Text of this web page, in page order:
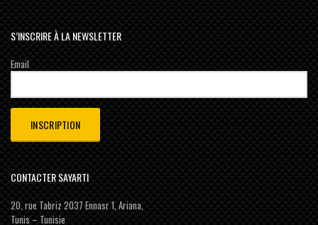
S’INSCRIRE À LA NEWSLETTER
Email
CONTACTER SAYARTI
20, rue Tabriz 2037 Ennasr 1, Ariana,
Tunis – Tunisie